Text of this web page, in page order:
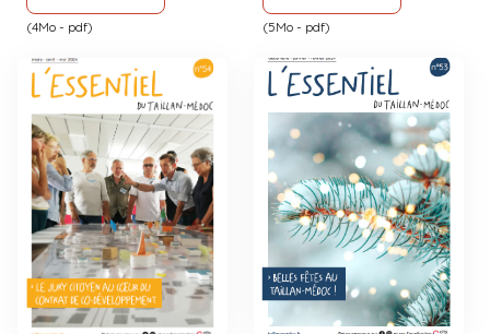
(4Mo - pdf) (5Mo - pdf)